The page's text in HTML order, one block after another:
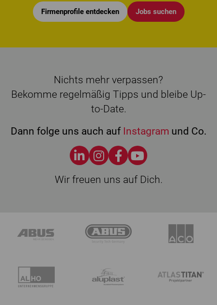
Firmenprofile entdecken Jobs suchen
Nichts mehr verpassen?
Bekomme regelmäßig Tipps und bleibe Up-
to-Date.
Dann folge uns auch auf Instagram und Co.
Wir freuen uns auf Dich.